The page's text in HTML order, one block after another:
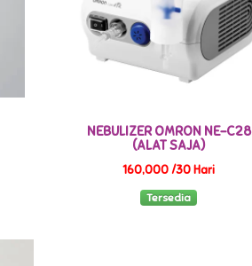
NEBULIZER OMRON NE-C28
(ALAT SAJA)
160,000 /30 Hari
Tersedia